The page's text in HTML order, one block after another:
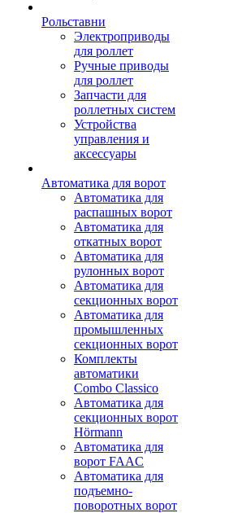
Рольставни
Электроприводы
для роллет
Ручные приводы
для роллет
Запчасти для
роллетных систем
Устройства
управления и
аксессуары
Автоматика для ворот
Автоматика для
распашных ворот
Автоматика для
откатных ворот
Автоматика для
рулонных ворот
Автоматика для
секционных ворот
Автоматика для
промышленных
секционных ворот
Комплекты
автоматики
Combo Classico
Автоматика для
секционных ворот
Hörmann
Автоматика для
ворот FAAC
Автоматика для
подъемно-
поворотных ворот